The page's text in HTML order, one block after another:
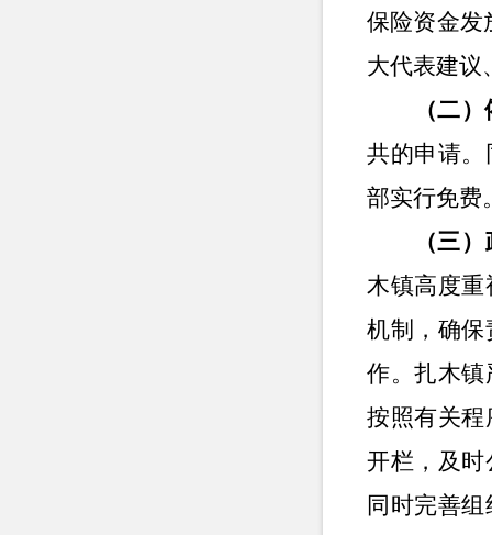
保险资金发
大代表建议
（二
共的申请。
部实行免费
（三
木镇高度
机制，确
作。扎木
按照有关
开栏，及
同时完善组